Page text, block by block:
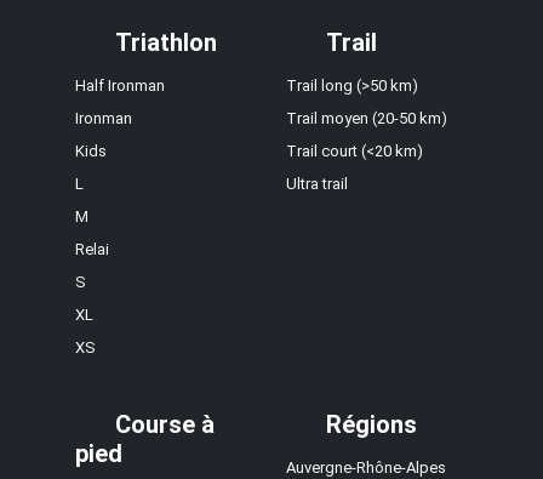
Triathlon
Half Ironman
Ironman
Kids
L
M
Relai
S
XL
XS
Trail
Trail long (>50 km)
Trail moyen (20-50 km)
Trail court (<20 km)
Ultra trail
Course à
pied
Régions
Auvergne-Rhône-Alpes